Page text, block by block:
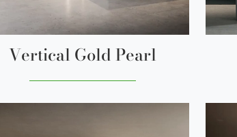
Vertical Gold Pearl